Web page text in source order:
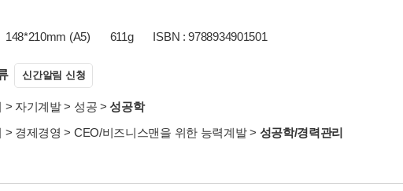
148*210mm (A5) 611g ISBN : 9788934901501
신간알림 신청
> 자기계발> 성공 >성공학
> 경제경영 > CEO/비즈니스맨을 위한 능력계발> 성공학/경력관리